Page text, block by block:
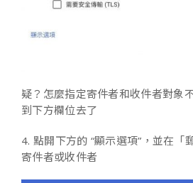
疑？怎麼指定寄件者和收件者對象
到下方欄位去了
4. 點開下方的 “顯示選項”，並在「
寄件者或收件者